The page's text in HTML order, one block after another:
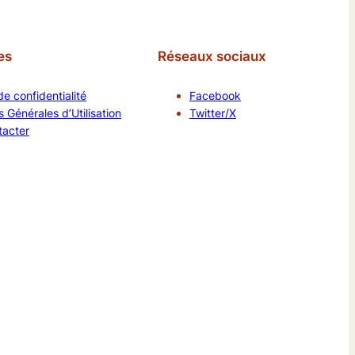
confidentialité
Générales d’Utilisation
Réseaux sociaux
Facebook
Twitter/X